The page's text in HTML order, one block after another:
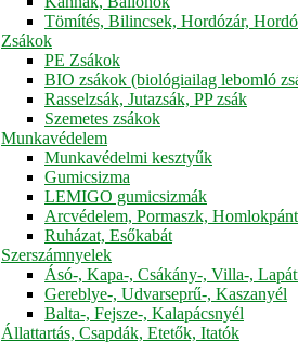
Tömítés, Bilincsek, Hordózár,
Zsákok
PE Zsákok
BIO zsákok (biológiailag lebomló
Rasselzsák, Jutazsák, PP zsák
Szemetes zsákok
Munkavédelem
Munkavédelmi kesztyűk
Gumicsizma
LEMIGO gumicsizmák
Arcvédelem, Pormaszk, Homlokpánt
Ruházat, Esőkabát
Szerszámnyelek
Ásó-, Kapa-, Csákány-, Villa-,
Gereblye-, Udvarseprű-, Kaszanyél
Balta-, Fejsze-, Kalapácsnyél
Állattartás, Csapdák, Etetők, Itatók